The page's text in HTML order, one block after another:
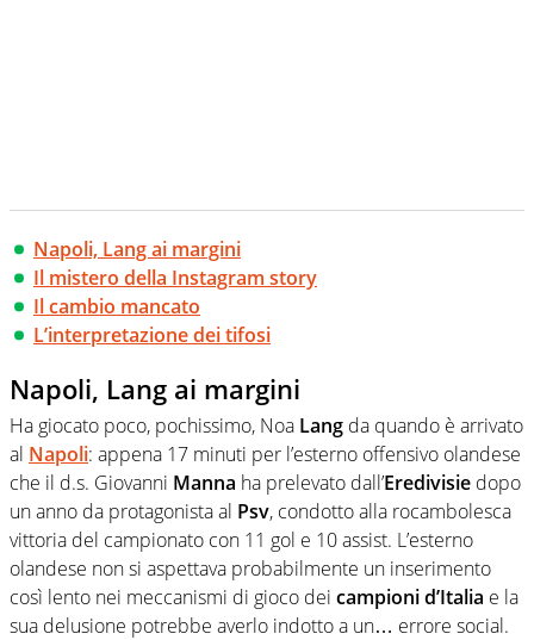
Napoli, Lang ai margini
Il mistero della Instagram story
Il cambio mancato
L’interpretazione dei tifosi
Napoli, Lang ai margini
Ha giocato poco, pochissimo, Noa Lang da quando è arrivato
al Napoli: appena 17 minuti per l’esterno offensivo olandese
che il d.s. Giovanni Manna ha prelevato dall’Eredivisie dopo
un anno da protagonista al Psv, condotto alla rocambolesca
vittoria del campionato con 11 gol e 10 assist. L’esterno
olandese non si aspettava probabilmente un inserimento
così lento nei meccanismi di gioco dei campionid’Italia e la
sua delusione potrebbe averlo indotto a un… errore social.